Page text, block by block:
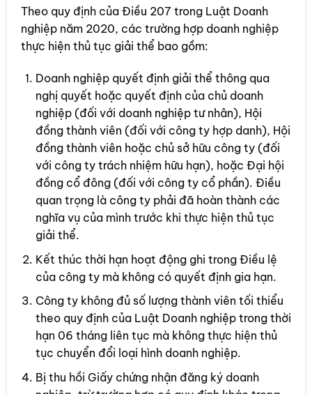
Theo quy định của Điều 207 trong Luật Doanh
nghiệp năm 2020, các trường hợp doanh nghiệp
thực hiện thủ tục giải thể bao gồm:
Doanh nghiệp quyết định giải thể thông qua
nghị quyết hoặc quyết định của chủ doanh
nghiệp (đối với doanh nghiệp tư nhân), Hội
đồng thành viên (đối với công ty hợp danh), Hội
đồng thành viên hoặc chủ sở hữu công ty (đối
với công ty trách nhiệm hữu hạn), hoặc Đại hội
đồng cổ đông (đối với công ty cổ phần). Điều
quan trọng là công ty phải đã hoàn thành các
nghĩa vụ của mình trước khi thực hiện thủ tục
giải thể.
Kết thúc thời hạn hoạt động ghi trong Điều lệ
của công ty mà không có quyết định gia hạn.
Công ty không đủ số lượng thành viên tối thiểu
theo quy định của Luật Doanh nghiệp trong thời
hạn 06 tháng liên tục mà không thực hiện thủ
tục chuyển đổi loại hình doanh nghiệp.
Bị thu hồi Giấy chứng nhận đăng ký doanh